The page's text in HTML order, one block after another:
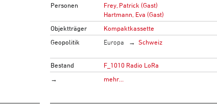
Personen
Frey, Patrick (Gast)
Hartmann, Eva (Gast)
Objektträger
Kompaktkassette
Geopolitik
Europa Schweiz
Bestand
F_1010 Radio LoRa
→
mehr…